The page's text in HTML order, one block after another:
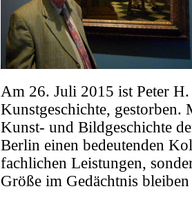
Am 26. Juli 2015 ist Peter
Kunstgeschichte,
Kunst- und Bildgeschichte
Berlin einen bedeutenden
fachlichen Leistungen,
Größe im Gedächtnis